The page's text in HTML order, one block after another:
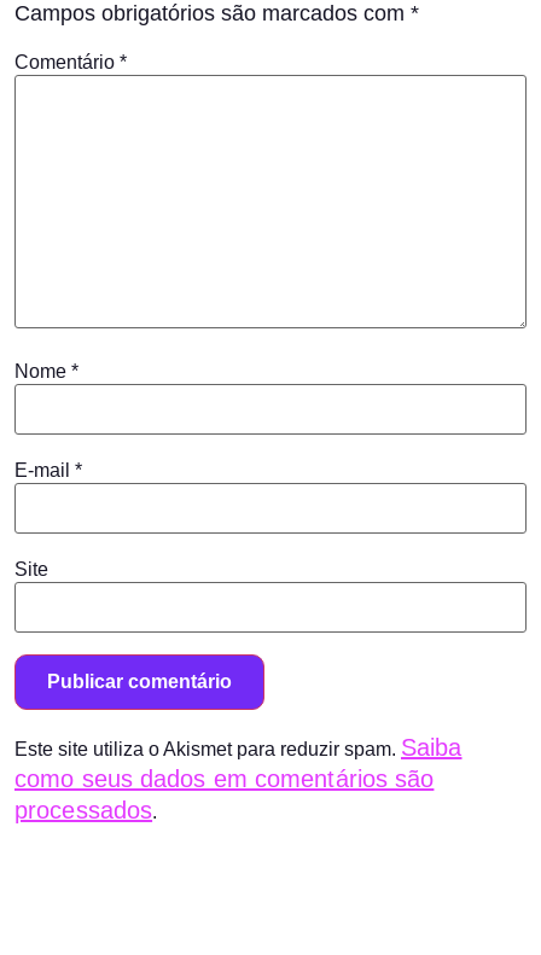
Campos obrigatórios são marcados com *
Comentário *
Nome *
E-mail *
Site
Este site utiliza o Akismet para reduzir spam. Saiba
como seus dados em comentários são
processados.